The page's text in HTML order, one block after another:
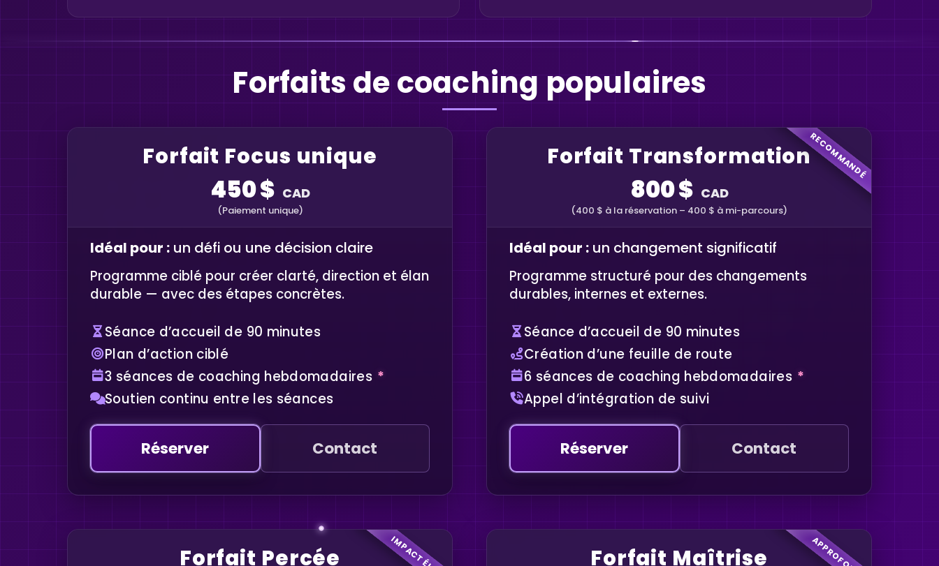
Forfaits de coaching populaires
Forfait Focus unique
450 $ CAD
(Paiement unique)
Idéal pour : un défi ou une décision claire
Programme ciblé pour créer clarté, direction et élan
durable — avec des étapes concrètes.
Séance d’accueil de 90 minutes
Plan d’action ciblé
3 séances de coaching hebdomadaires *
Soutien continu entre les séances
Réserver Contact
RECOMMANDÉ
Forfait Transformation
800 $ CAD
(400 $ à la réservation – 400 $ à mi-parcours)
Idéal pour : un changement significatif
Programme structuré pour des changements
durables, internes et externes.
Séance d’accueil de 90 minutes
Création d’une feuille de route
6 séances de coaching hebdomadaires *
Appel d’intégration de suivi
Réserver Contact
Forfait Percée Forfait Maîtrise